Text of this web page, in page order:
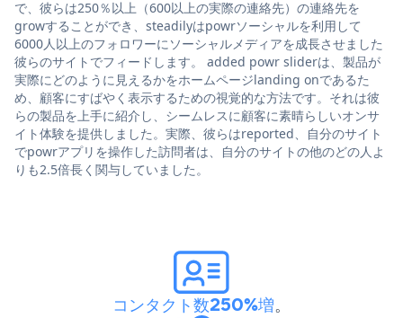
で、彼らは250％以上（600以上の実際の連絡先）の連絡先を
growすることができ、steadilyはpowrソーシャルを利用して
6000人以上のフォロワーにソーシャルメディアを成長させました
彼らのサイトでフィードします。 added powr sliderは、製品が
実際にどのように見えるかをホームページlanding onであるた
め、顧客にすばやく表示するための視覚的な方法です。それは彼
らの製品を上手に紹介し、シームレスに顧客に素晴らしいオンサ
イト体験を提供しました。実際、彼らはreported、自分のサイト
でpowrアプリを操作した訪問者は、自分のサイトの他のどの人よ
りも2.5倍長く関与していました。
コンタクト数250%増。